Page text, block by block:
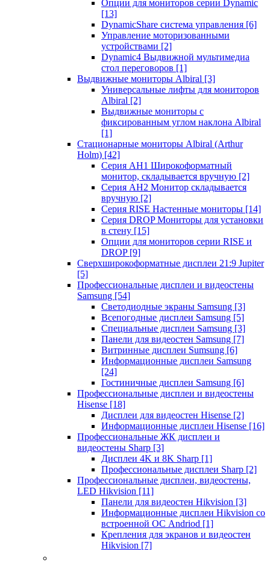
Опции для мониторов серии Dynamic
[13]
DynamicShare система управления [6]
Управление моторизованными
устройствами [2]
Dynamic4 Выдвижной мультимедиа
стол переговоров [1]
Выдвижные мониторы Albiral [3]
Универсальные лифты для мониторов
Albiral [2]
Выдвижные мониторы с
фиксированным углом наклона Albiral
[1]
Стационарные мониторы Albiral (Arthur
Holm) [42]
Серия AH1 Широкоформатный
монитор, складывается вручную [2]
Серия AH2 Монитор складывается
вручную [2]
Серия RISE Настенные мониторы [14]
Серия DROP Мониторы для установки
в стену [15]
Опции для мониторов серии RISE и
DROP [9]
Сверхширокоформатные дисплеи 21:9 Jupiter
[5]
Профессиональные дисплеи и видеостены
Samsung [54]
Светодиодные экраны Samsung [3]
Всепогодные дисплеи Samsung [5]
Специальные дисплеи Samsung [3]
Панели для видеостен Samsung [7]
Витринные дисплеи Sumsung [6]
Информационные дисплеи Samsung
[24]
Гостиничные дисплеи Samsung [6]
Профессиональные дисплеи и видеостены
Hisense [18]
Дисплеи для видеостен Hisense [2]
Информационные дисплеи Hisense [16]
Профессиональные ЖК дисплеи и
видеостены Sharp [3]
Дисплеи 4K и 8K Sharp [1]
Профессиональные дисплеи Sharp [2]
Профессиональные дисплеи, видеостены,
LED Hikvision [11]
Панели для видеостен Hikvision [3]
Информационные дисплеи Hikvision со
встроенной ОС Andriod [1]
Крепления для экранов и видеостен
Hikvision [7]